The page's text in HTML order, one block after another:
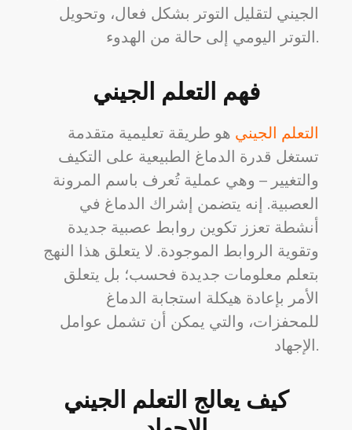
الجيني لتقليل التوتر بشكل فعال، وتحويل
التوتر اليومي إلى حالة من الهدوء.
فهم التعلم الجيني
التعلم الجيني هو طريقة تعليمية متقدمة
تستغل قدرة الدماغ الطبيعية على التكيف
والتغيير – وهي عملية تُعرف باسم المرونة
العصبية. إنه يتضمن إشراك الدماغ في
أنشطة تعزز تكوين روابط عصبية جديدة
وتقوية الروابط الموجودة. لا يتعلق هذا النهج
بتعلم معلومات جديدة فحسب؛ بل يتعلق
الأمر بإعادة هيكلة استجابة الدماغ
للمحفزات، والتي يمكن أن تشمل عوامل
الإجهاد.
كيف يعالج التعلم الجيني